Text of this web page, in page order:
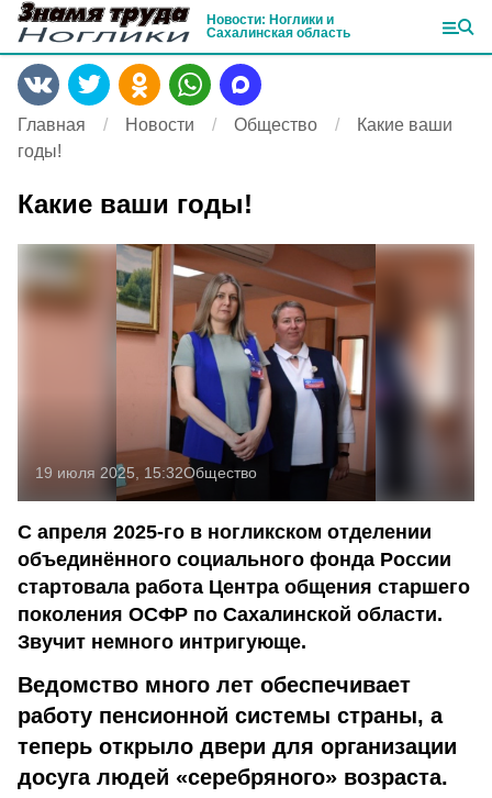
Новости: Ноглики и
Сахалинская область
Главная Новости Общество
Какие ваши
годы!
Какие ваши годы!
19 июля 2025, 15:32Общество
С апреля 2025-го в ногликском отделении
объединённого социального фонда России
стартовала работа Центра общения старшего
поколения ОСФР по Сахалинской области.
Звучит немного интригующе.
Ведомство много лет обеспечивает
работу пенсионной системы страны, а
теперь открыло двери для организации
досуга людей «серебряного» возраста.